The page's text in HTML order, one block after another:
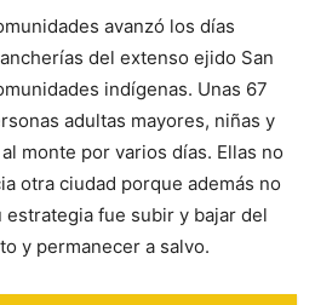
avanzó los días
del extenso ejido San
indígenas. Unas 67
adultas mayores, niñas y
monte por varios días. Ellas no
otra ciudad porque además no
estrategia fue subir y bajar del
y permanecer a salvo.